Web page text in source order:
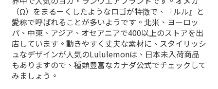
（Ω）をまるーくしたようなロゴが特徴で、『ルル』と
愛称で呼ばれることが多いようです。北米、ヨーロッ
パ、中東、アジア、オセアニアで400以上のストアを出
店しています。動きやすく丈夫な素材に、スタイリッシ
ュなデザインが人気のLululemonは、日本未入荷商品
もありますので、種類豊富なカナダ公式でチェックして
みましょう。